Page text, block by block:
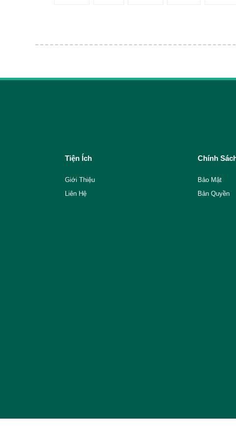
Tiện Ích
Giới Thiệu
Liên Hệ
Chính
Bảo Mật
Bản Quyền